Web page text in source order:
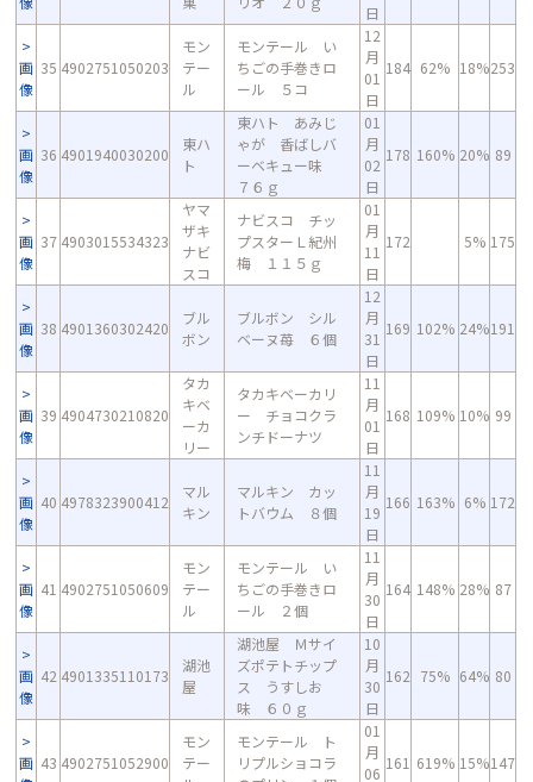
日
画
像
35 4902751050203
モン
テー
ル
モンテール い
ちごの手巻きロ
ール ５コ
12
月
01
日
184 62% 18%253
画
像
36 4901940030200
東ハ
ト
東ハト あみじ
ゃが 香ばしバ
ーベキュー味
７６ｇ
01
月
02
日
178 160% 20% 89
画
像
37 4903015534323
ヤマ
ザキ
ナビ
スコ
ナビスコ チッ
プスターＬ紀州
梅 １１５ｇ
01
月
11
日
172 5% 175
画
像
38 4901360302420
ブル
ボン
ブルボン シル
ベーヌ苺 ６個
12
月
31
日
169 102% 24%191
画
像
39 4904730210820
タカ
キベ
ーカ
リー
タカキベーカリ
ー チョコクラ
ンチドーナツ
11
月
01
日
168 109% 10% 99
画
像
40 4978323900412
マル
キン
マルキン カッ
トバウム ８個
11
月
19
日
166 163% 6% 172
画
像
41 4902751050609
モン
テー
ル
モンテール い
ちごの手巻きロ
ール ２個
11
月
30
日
164 148% 28% 87
画
像
42 4901335110173
湖池
屋
湖池屋 Ｍサイ
ズポテトチップ
ス うすしお
味 ６０ｇ
10
月
30
日
162 75% 64% 80
画 43 4902751052900
モン
テー
モンテール ト
リプルショコラ
01
月
06
161 619% 15%147